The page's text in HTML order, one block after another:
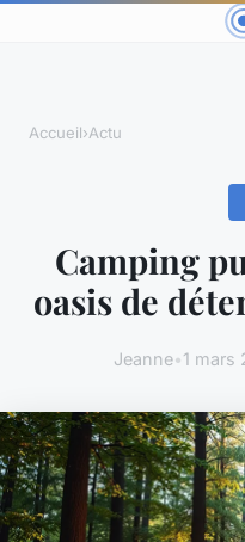
Accueil›Actu
Camping
oasis de
Jeanne•1 mars